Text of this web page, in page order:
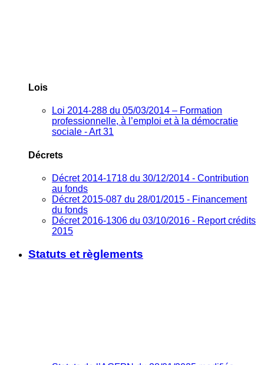
Lois
Loi 2014-288 du 05/03/2014 – Formation
professionnelle, à l’emploi et à la démocratie
sociale - Art 31
Décrets
Décret 2014-1718 du 30/12/2014 - Contribution
au fonds
Décret 2015-087 du 28/01/2015 - Financement
du fonds
Décret 2016-1306 du 03/10/2016 - Report crédits
2015
Statuts et règlements